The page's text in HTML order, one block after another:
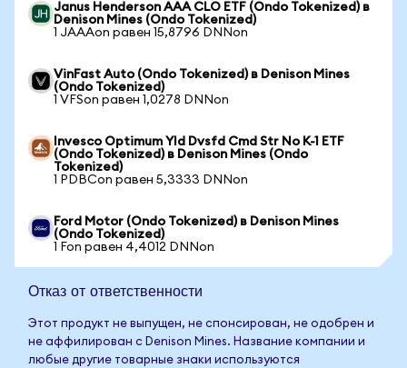
Janus Henderson AAA CLO ETF (Ondo Tokenized) в
Denison Mines (Ondo Tokenized)
1 JAAAon равен 15,8796 DNNon
VinFast Auto (Ondo Tokenized) в Denison Mines
(Ondo Tokenized)
1 VFSon равен 1,0278 DNNon
Invesco Optimum Yld Dvsfd Cmd Str No K-1 ETF
(Ondo Tokenized) в Denison Mines (Ondo
Tokenized)
1 PDBCon равен 5,3333 DNNon
Ford Motor (Ondo Tokenized) в Denison Mines
(Ondo Tokenized)
1 Fon равен 4,4012 DNNon
Отказ от ответственности
Этот продукт не выпущен, не спонсирован, не одобрен и
не аффилирован с Denison Mines. Название компании и
любые другие товарные знаки используются